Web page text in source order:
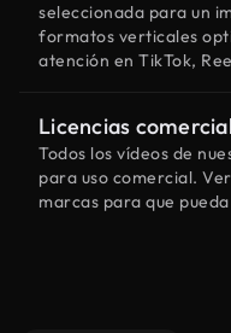
seleccionada para un
formatos verticales
atención en TikTok,
Licencias
Todos los vídeos de
para uso comercial.
marcas para que